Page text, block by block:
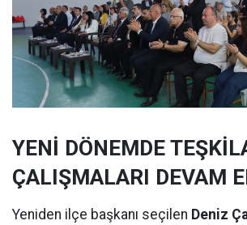
YENİ DÖNEMDE
ÇALIŞMALARI DEVAM
Yeniden ilçe başkanı seçilen Deniz